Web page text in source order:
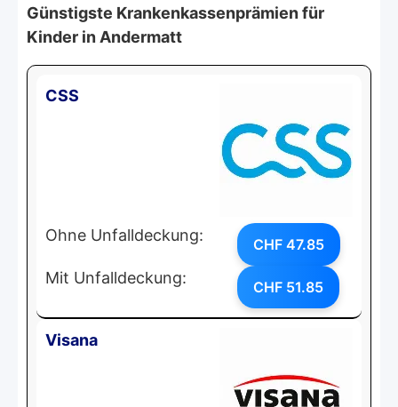
Günstigste Krankenkassenprämien für
Kinder in Andermatt
CSS
Ohne Unfalldeckung: CHF 47.85
Mit Unfalldeckung: CHF 51.85
Visana